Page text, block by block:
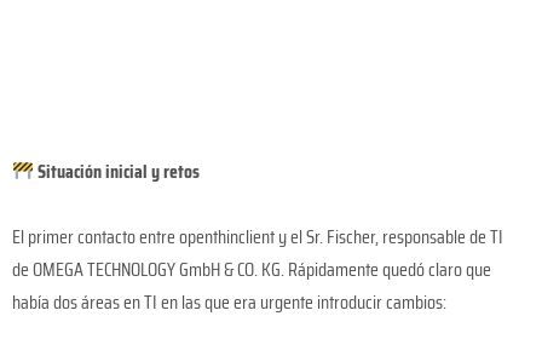
Situación inicial y retos
El primer contacto entre openthinclient y el Sr. Fischer, responsable de TI
de OMEGA TECHNOLOGY GmbH & CO. KG. Rápidamente quedó claro que
había dos áreas en TI en las que era urgente introducir cambios: